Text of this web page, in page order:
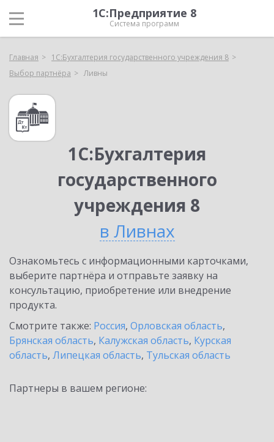
1С:Предприятие 8
Система программ
Главная
1С:Бухгалтерия государственного учреждения 8
Выбор партнёра
Ливны
1С:Бухгалтерия
государственного
учреждения 8
в Ливнах
Ознакомьтесь с информационными карточками,
выберите партнёра и отправьте заявку на
консультацию, приобретение или внедрение
продукта.
Смотрите также: Россия, Орловская область,
Брянская область, Калужская область, Курская
область, Липецкая область, Тульская область
Партнеры в вашем регионе: